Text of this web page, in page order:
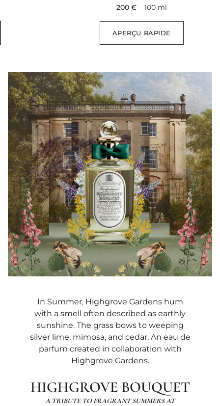
current price
200 € 100 ml
APERÇU RAPIDE
HIGHGROVE BOUQUET
A TRIBUTE TO FRAGRANT SUMMERS AT
In Summer, Highgrove Gardens hum
with a smell often described as earthly
sunshine. The grass bows to weeping
silver lime, mimosa, and cedar. An eau de
parfum created in collaboration with
Highgrove Gardens.​